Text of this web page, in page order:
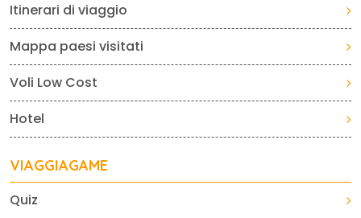
Itinerari di viaggio
Mappa paesi visitati
Voli Low Cost
Hotel
VIAGGIAGAME
Quiz